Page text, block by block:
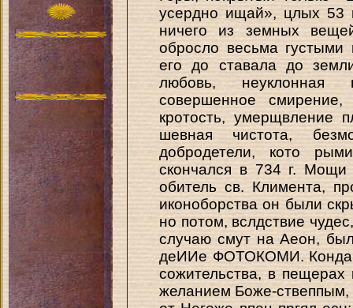
усердно ищай», цлых 53
ничего из земных
обросло весьма
его до ставала до
любовь, неуклонная
совершенное
кротость, умерщвление
шевная чистота,
добродетели, кото
скончался в 734 г.
обитель св. Климента,
иконоборства он были
но потом, вслдствие
случаю смут на Аеон,
деИИе ФОТОКОМИ. Кондак,
сожительства, в
желанием Боже-ствеппым,